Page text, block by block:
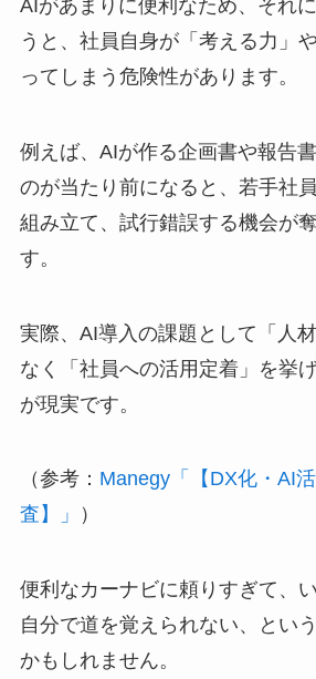
AIがあまりに便利なため、それ
うと、社員自身が「考える力」
ってしまう危険性があります。
例えば、AIが作る企画書や報告
のが当たり前になると、若手社
組み立て、試行錯誤する機会が
す。
実際、AI導入の課題として「人
なく「社員への活用定着」を挙
が現実です。
（参考： Manegy「【DX化・AI
査】」
）
便利なカーナビに頼りすぎて、
自分で道を覚えられない、とい
かもしれません。